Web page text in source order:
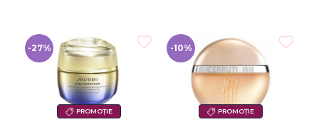
PROMOȚIE
-27%
PROMOȚIE
-10%